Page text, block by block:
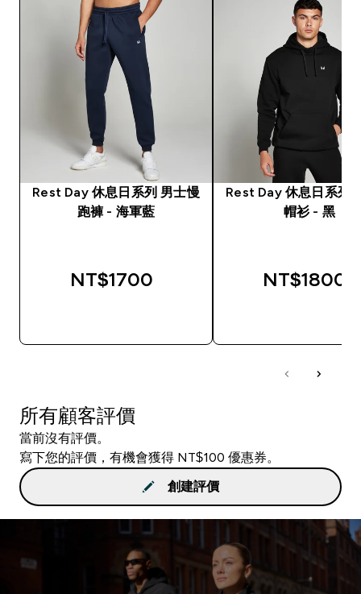
Rest Day 休息日系列 男士慢
跑褲 - 海軍藍
NT$1700‎
Rest Day 休息日系列
帽衫 - 黑
NT$1800‎
所有顧客評價
當前沒有評價。
寫下您的評價，有機會獲得 NT$100 優惠券。
創建評價